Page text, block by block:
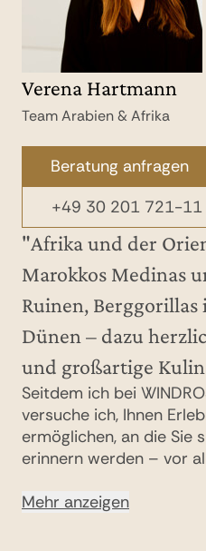
Verena Hartmann
Team Arabien & Afrika
Beratung anfragen
+49 30 201 721-11
"Afrika und der
Marokkos Medinas
Ruinen, Berggorillas
Dünen – dazu
und großartige
Seitdem ich bei
versuche ich, Ihnen
ermöglichen, an die Sie
erinnern werden – vor
Privileg, beim Trekking im
Mehr anzeigen